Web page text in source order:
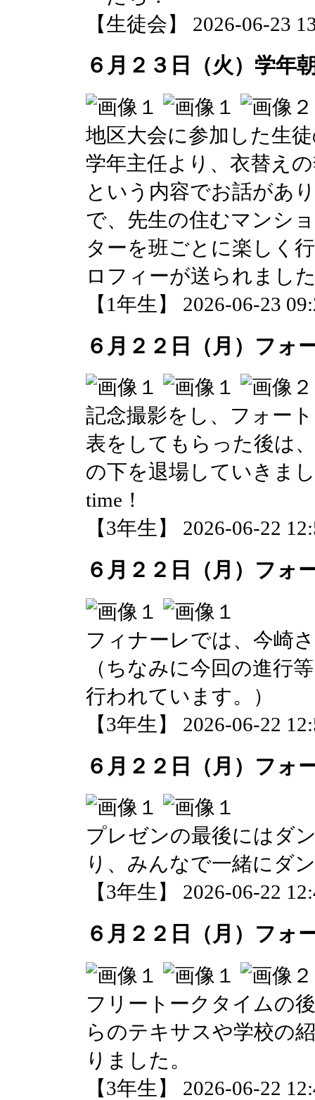
【生徒会】 2026-06-23
６月２３日（火）学年
地区大会に参加した生
学年主任より、衣替え
という内容でお話があ
で、先生の住むマンシ
ターを班ごとに楽しく
ロフィーが送られまし
【1年生】 2026-06-23
６月２２日（月）フォ
記念撮影をし、フォー
表をしてもらった後は
の下を退場していきま
time！
【3年生】 2026-06-22
６月２２日（月）フォ
フィナーレでは、今崎
（ちなみに今回の進行
行われています。）
【3年生】 2026-06-22
６月２２日（月）フォ
プレゼンの最後にはダ
り、みんなで一緒にダ
【3年生】 2026-06-22
６月２２日（月）フォ
フリートークタイムの
らのテキサスや学校の
りました。
【3年生】 2026-06-22